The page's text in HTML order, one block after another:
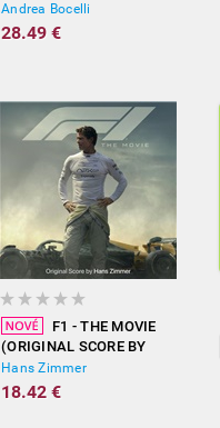
Andrea Bocelli
28.49 €
F1 - THE MOVIE
(ORIGINAL SCORE BY
HANS ZIMMER)
Hans Zimmer
18.42 €